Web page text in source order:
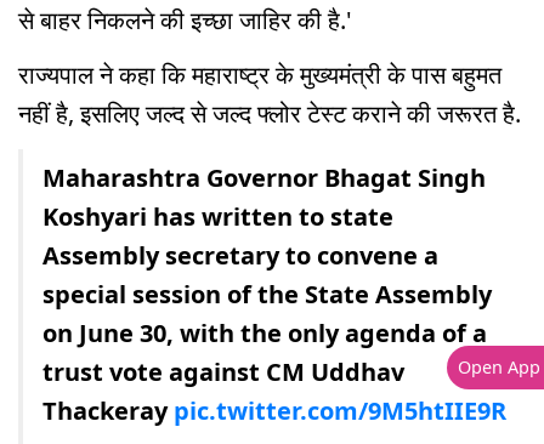
से बाहर निकलने की इच्छा जाहिर की है.'
राज्यपाल ने कहा कि महाराष्ट्र के मुख्यमंत्री के पास बहुमत
नहीं है, इसलिए जल्द से जल्द फ्लोर टेस्ट कराने की जरूरत है.
Maharashtra Governor Bhagat Singh
Koshyari has written to state
Assembly secretary to convene a
special session of the State Assembly
on June 30, with the only agenda of a
trust vote against CM Uddhav
Thackeraypic.twitter.com/9M5htIIE9R
Open App